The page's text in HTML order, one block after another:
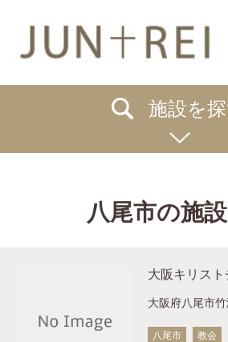
施設を
八尾市の施
大阪キリス
大阪府八尾市竹
八尾市 教会